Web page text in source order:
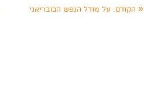
« הקודם: על מודל הנפש הבובריאני